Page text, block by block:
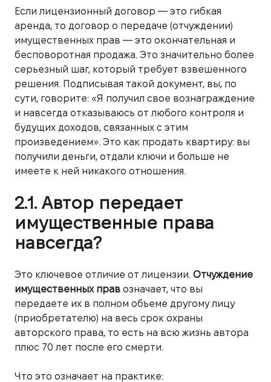
Если лицензионный договор — это гибкая
аренда, то договор о передаче (отчуждении)
имущественных прав — это окончательная и
бесповоротная продажа. Это значительно более
серьезный шаг, который требует взвешенного
решения. Подписывая такой документ, вы, по
сути, говорите: «Я получил свое вознаграждение
и навсегда отказываюсь от любого контроля и
будущих доходов, связанных с этим
произведением». Это как продать квартиру: вы
получили деньги, отдали ключи и больше не
имеете к ней никакого отношения.
2.1. Автор передает
имущественные права
навсегда?
Это ключевое отличие от лицензии. Отчуждение
имущественных прав означает, что вы
передаете их в полном объеме другому лицу
(приобретателю) на весь срок охраны
авторского права, то есть на всю жизнь автора
плюс 70 лет после его смерти.
Что это означает на практике: